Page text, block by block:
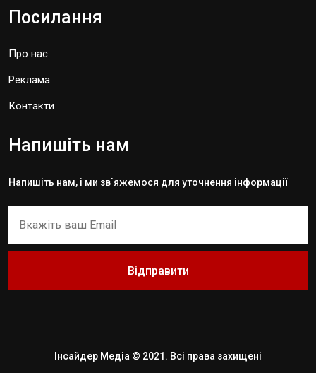
Посилання
Про нас
Реклама
Контакти
Напишіть нам
Напишіть нам, і ми зв`яжемося для уточнення інформації
Відправити
Інсайдер Медіа © 2021. Всі права захищені